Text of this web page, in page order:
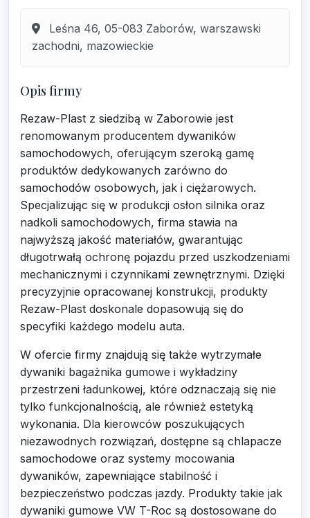
Leśna 46, 05-083 Zaborów, warszawski
zachodni, mazowieckie
Opis firmy
Rezaw-Plast z siedzibą w Zaborowie jest
renomowanym producentem dywaników
samochodowych, oferującym szeroką gamę
produktów dedykowanych zarówno do
samochodów osobowych, jak i ciężarowych.
Specjalizując się w produkcji osłon silnika oraz
nadkoli samochodowych, firma stawia na
najwyższą jakość materiałów, gwarantując
długotrwałą ochronę pojazdu przed uszkodzeniami
mechanicznymi i czynnikami zewnętrznymi. Dzięki
precyzyjnie opracowanej konstrukcji, produkty
Rezaw-Plast doskonale dopasowują się do
specyfiki każdego modelu auta.
W ofercie firmy znajdują się także wytrzymałe
dywaniki bagażnika gumowe i wykładziny
przestrzeni ładunkowej, które odznaczają się nie
tylko funkcjonalnością, ale również estetyką
wykonania. Dla kierowców poszukujących
niezawodnych rozwiązań, dostępne są chlapacze
samochodowe oraz systemy mocowania
dywaników, zapewniające stabilność i
bezpieczeństwo podczas jazdy. Produkty takie jak
dywaniki gumowe VW T-Roc są dostosowane do